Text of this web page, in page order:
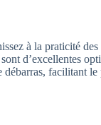
à la praticité
d’excellentes
facilitant